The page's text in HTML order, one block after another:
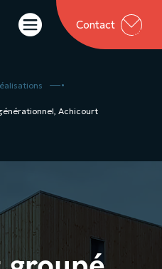
 Contact
5
Achicourt